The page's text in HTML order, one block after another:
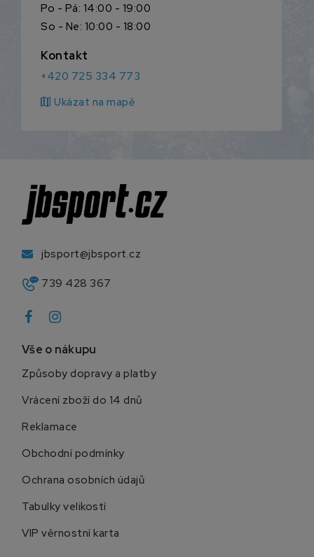
Po - Pá: 14:00 - 19:00
So - Ne: 10:00 - 18:00
Kontakt
+420 725 334 773
map Ukázat na mapě
jbsport@jbsport.cz
739 428 367
Vše o nákupu
Způsoby dopravy a platby
Vrácení zboží do 14 dnů
Reklamace
Obchodní podmínky
Ochrana osobních údajů
Tabulky velikostí
VIP věrnostní karta